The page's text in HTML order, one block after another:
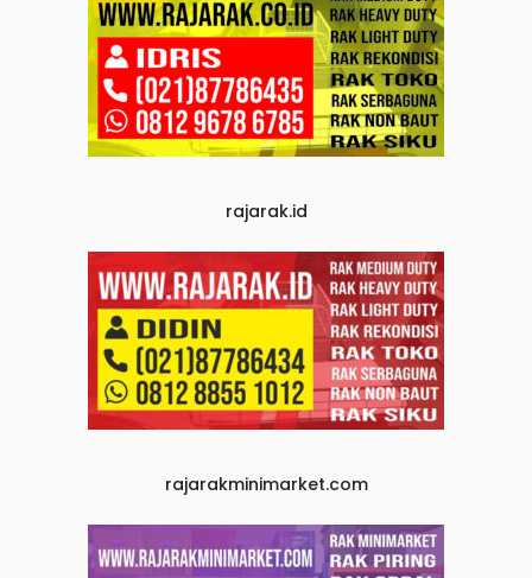
rajarak.id
rajarakminimarket.com